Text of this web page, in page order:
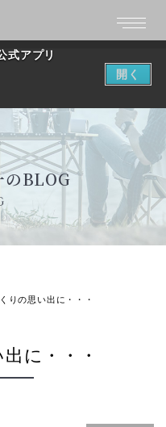
のBLOG
りの思い出に・・・
に・・・
式アプリ
開く